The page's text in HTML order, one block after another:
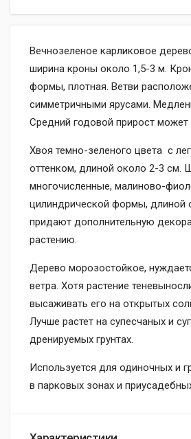
Вечнозеленое карликовое
ширина кроны около 1,5-3 м.
формы, плотная. Ветви
симметричными ярусами.
Средний годовой прирост может
Хвоя темно-зеленого цвета с
оттенком, длиной около 2-3 см.
многочисленные, малиново-
цилиндрической формы, длиной
придают дополнительную
растению.
Дерево морозостойкое,
ветра. Хотя растение
высаживать его на открытых
Лучше растет на супесчаных и
дренируемых грунтах.
Используется для одиночных и
в парковых зонах и